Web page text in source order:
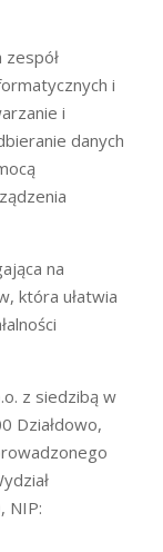
zespół
i
i
danych
na
która ułatwia
z siedzibą w
Działdowo,
NIP: